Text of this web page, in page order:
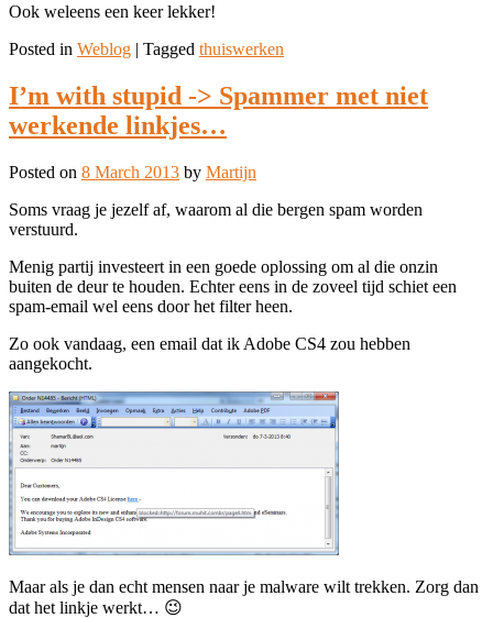
Ook weleens een keer lekker!
Posted in Weblog | Tagged thuiswerken
I’m with stupid -> Spammer met niet
werkende linkjes…
Posted on 8 March 2013 by Martijn
Soms vraag je jezelf af, waarom al die bergen spam worden
verstuurd.
Menig partij investeert in een goede oplossing om al die onzin
buiten de deur te houden. Echter eens in de zoveel tijd schiet een
spam-email wel eens door het filter heen.
Zo ook vandaag, een email dat ik Adobe CS4 zou hebben
aangekocht.
Maar als je dan echt mensen naar je malware wilt trekken. Zorg dan
dat het linkje werkt… 😉